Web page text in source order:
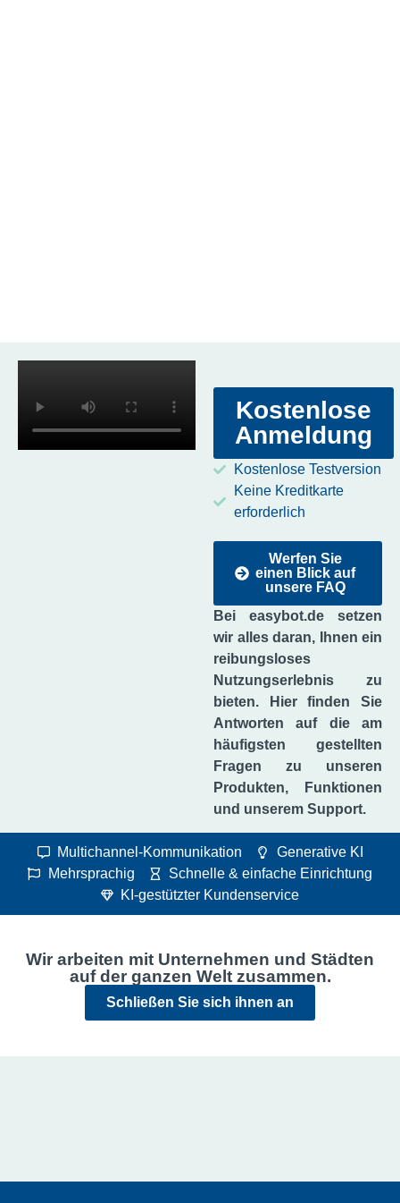
Kostenlose
Anmeldung
Kostenlose Testversion
Keine Kreditkarte
erforderlich
Werfen Sie
einen Blick auf
unsere FAQ
Bei easybot.de setzen
wir alles daran, Ihnen ein
reibungsloses
Nutzungserlebnis zu
bieten. Hier finden Sie
Antworten auf die am
häufigsten gestellten
Fragen zu unseren
Produkten, Funktionen
und unserem Support.
Multichannel-Kommunikation
Generative KI
Mehrsprachig
Schnelle & einfache Einrichtung
KI-gestützter Kundenservice
Wir arbeiten mit Unternehmen und Städten
auf der ganzen Welt zusammen.
Schließen Sie sich ihnen an